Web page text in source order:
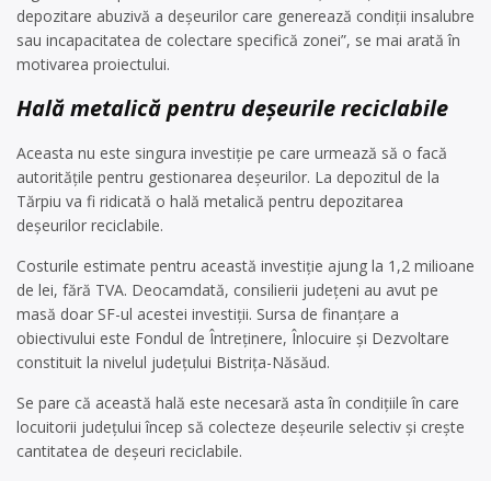
depozitare abuzivă a deșeurilor care generează condiții insalubre
sau incapacitatea de colectare specifică zonei”, se mai arată în
motivarea proiectului.
Hală metalică pentru deșeurile reciclabile
Aceasta nu este singura investiție pe care urmează să o facă
autoritățile pentru gestionarea deșeurilor. La depozitul de la
Tărpiu va fi ridicată o hală metalică pentru depozitarea
deșeurilor reciclabile.
Costurile estimate pentru această investiție ajung la 1,2 milioane
de lei, fără TVA. Deocamdată, consilierii județeni au avut pe
masă doar SF-ul acestei investiții. Sursa de finanțare a
obiectivului este Fondul de Întreținere, Înlocuire și Dezvoltare
constituit la nivelul județului Bistrița-Năsăud.
Se pare că această hală este necesară asta în condițiile în care
locuitorii județului încep să colecteze deșeurile selectiv și crește
cantitatea de deșeuri reciclabile.